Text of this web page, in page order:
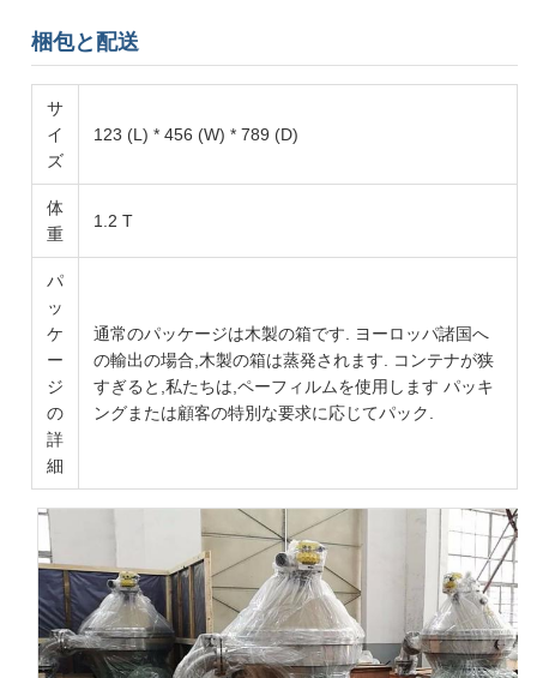
梱包と配送
サ
イ
ズ
123 (L) * 456 (W) * 789 (D)
体
重
1.2 T
パ
ッ
ケ
ー
ジ
の
詳
細
通常のパッケージは木製の箱です. ヨーロッパ諸国へ
の輸出の場合,木製の箱は蒸発されます. コンテナが狭
すぎると,私たちは,ペーフィルムを使用します パッキ
ングまたは顧客の特別な要求に応じてパック.